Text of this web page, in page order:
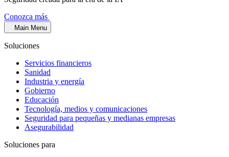
Conozca más
Main Menu
Soluciones
Servicios financieros
Sanidad
Industria y energía
Gobierno
Educación
Tecnología, medios y comunicaciones
Seguridad para pequeñas y medianas empresas
Asegurabilidad
Soluciones para